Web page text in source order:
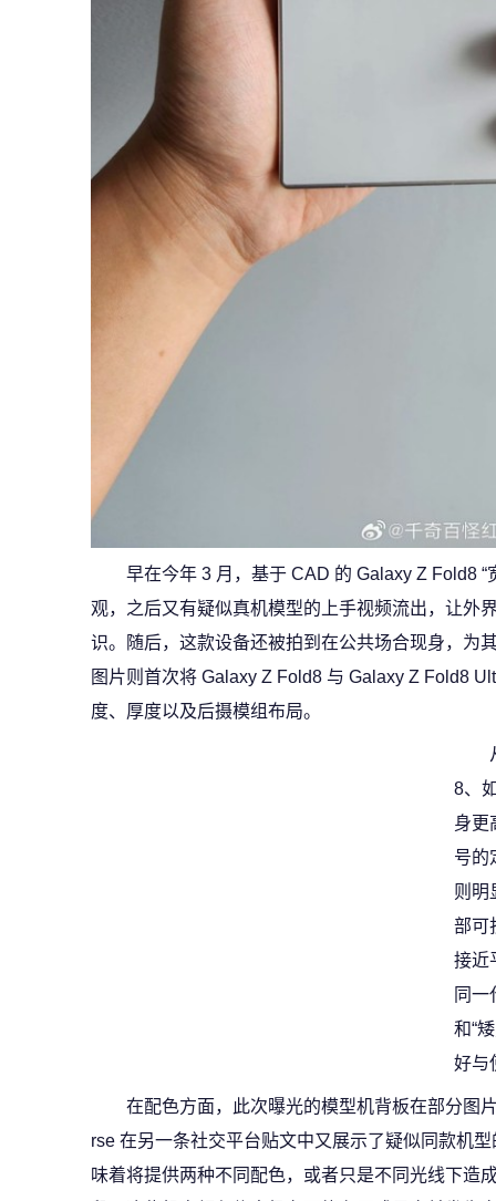
早在今年 3 月，基于 CAD 的 Galaxy Z Fold8
观，之后又有疑似真机模型的上手视频流出，让外
识。随后，这款设备还被拍到在公共场合现身，为
图片则首次将 Galaxy Z Fold8 与 Galaxy Z Fold8
度、厚度以及后摄模组布局。
8、
身更
号的
则明
部可
接近
同一
和“
好与
在配色方面，此次曝光的模型机背板在部分图
rse 在另一条社交平台贴文中又展示了疑似同款机
味着将提供两种不同配色，或者只是不同光线下造